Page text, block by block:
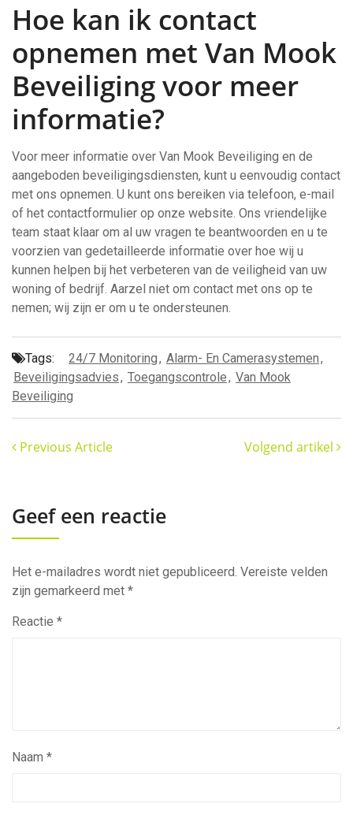
Hoe kan ik contact
opnemen met Van Mook
Beveiliging voor meer
informatie?
Voor meer informatie over Van Mook Beveiliging en de
aangeboden beveiligingsdiensten, kunt u eenvoudig contact
met ons opnemen. U kunt ons bereiken via telefoon, e-mail
of het contactformulier op onze website. Ons vriendelijke
team staat klaar om al uw vragen te beantwoorden en u te
voorzien van gedetailleerde informatie over hoe wij u
kunnen helpen bij het verbeteren van de veiligheid van uw
woning of bedrijf. Aarzel niet om contact met ons op te
nemen; wij zijn er om u te ondersteunen.
Tags: 24/7 Monitoring, Alarm- En Camerasystemen,
Beveiligingsadvies, Toegangscontrole, Van Mook
Beveiliging
Previous Article Volgend artikel
Geef een reactie
Het e-mailadres wordt niet gepubliceerd. Vereiste velden
zijn gemarkeerd met *
Reactie *
Naam *